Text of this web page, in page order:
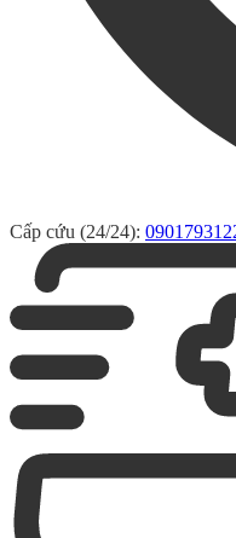
Cấp cứu (24/24):